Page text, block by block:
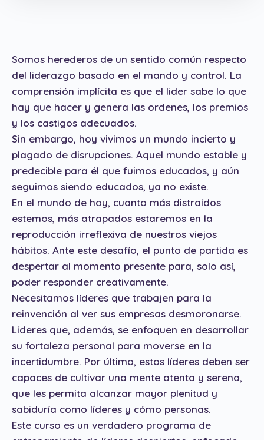
Somos herederos de un sentido común respecto
del liderazgo basado en el mando y control. La
comprensión implícita es que el lider sabe lo que
hay que hacer y genera las ordenes, los premios
y los castigos adecuados.
Sin embargo, hoy vivimos un mundo incierto y
plagado de disrupciones. Aquel mundo estable y
predecible para él que fuimos educados, y aún
seguimos siendo educados, ya no existe.
En el mundo de hoy, cuanto más distraídos
estemos, más atrapados estaremos en la
reproducción irreflexiva de nuestros viejos
hábitos. Ante este desafío, el punto de partida es
despertar al momento presente para, solo así,
poder responder creativamente.
Necesitamos líderes que trabajen para la
reinvención al ver sus empresas desmoronarse.
Líderes que, además, se enfoquen en desarrollar
su fortaleza personal para moverse en la
incertidumbre. Por último, estos líderes deben ser
capaces de cultivar una mente atenta y serena,
que les permita alcanzar mayor plenitud y
sabiduría como líderes y cómo personas.
Este curso es un verdadero programa de